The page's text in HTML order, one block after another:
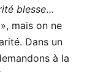
blesse…
», mais on ne
Dans un
à la